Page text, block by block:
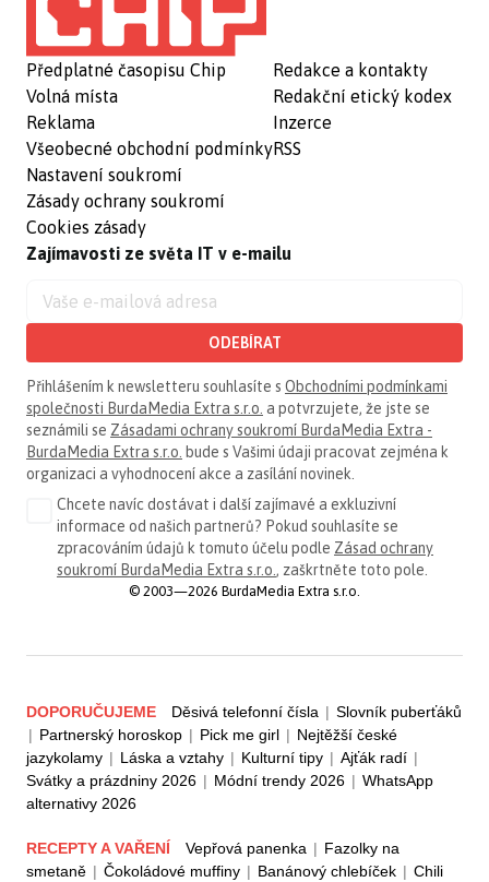
Předplatné časopisu Chip
Volná místa
Reklama
Všeobecné obchodní podmínky
Nastavení soukromí
Zásady ochrany soukromí
Cookies zásady
Redakce a kontakty
Redakční etický kodex
Inzerce
RSS
Zajímavosti ze světa IT v e-mailu
ODEBÍRAT
Přihlášením k newsletteru souhlasíte s Obchodními podmínkami
společnosti BurdaMedia Extra s.r.o. a potvrzujete, že jste se
seznámili se Zásadami ochrany soukromí BurdaMedia Extra -
BurdaMedia Extra s.r.o. bude s Vašimi údaji pracovat zejména k
organizaci a vyhodnocení akce a zasílání novinek.
Chcete navíc dostávat i další zajímavé a exkluzivní
informace od našich partnerů? Pokud souhlasíte se
zpracováním údajů k tomuto účelu podle Zásad ochrany
soukromí BurdaMedia Extra s.r.o., zaškrtněte toto pole.
© 2003—2026 BurdaMedia Extra s.r.o.
DOPORUČUJEME Děsivá telefonní čísla | Slovník puberťáků
| Partnerský horoskop | Pick me girl | Nejtěžší české
jazykolamy | Láska a vztahy | Kulturní tipy | Ajťák radí |
Svátky a prázdniny 2026 | Módní trendy 2026 | WhatsApp
alternativy 2026
RECEPTY A VAŘENÍ Vepřová panenka | Fazolky na
smetaně | Čokoládové muffiny | Banánový chlebíček | Chili